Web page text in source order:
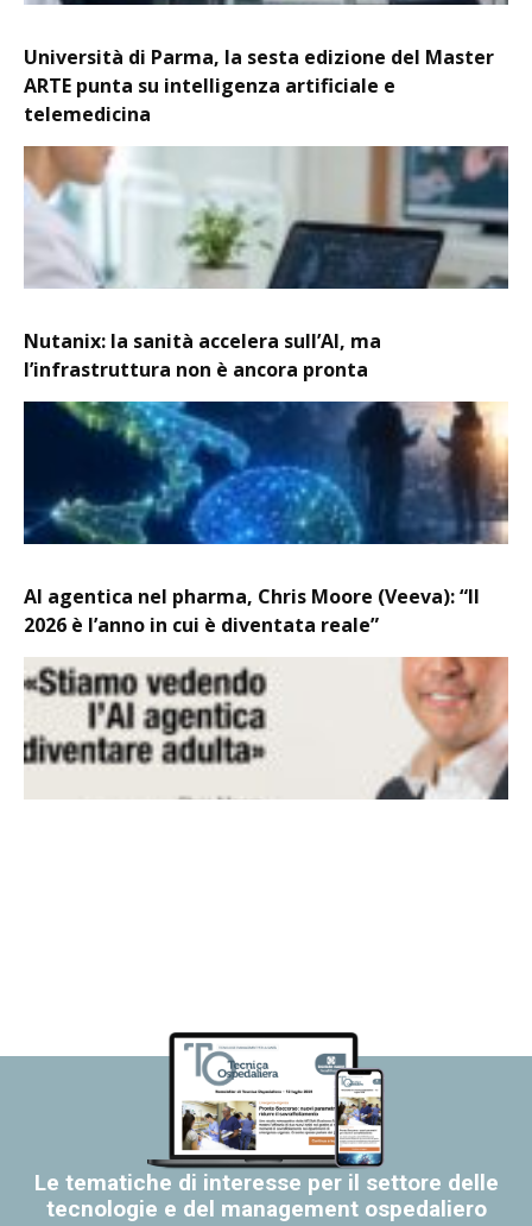
Università di Parma, la sesta edizione del Master
ARTE punta su intelligenza artificiale e
telemedicina
Nutanix: la sanità accelera sull’AI, ma
l’infrastruttura non è ancora pronta
AI agentica nel pharma, Chris Moore (Veeva): “Il
2026 è l’anno in cui è diventata reale”
Le tematiche di interesse per il settore delle
tecnologie e del management ospedaliero